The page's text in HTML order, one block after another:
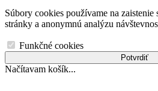
Súbory cookies používame na zaistenie
stránky a anonymnú analýzu
Funkčné cookies
Potvrdiť
Načítavam košík...